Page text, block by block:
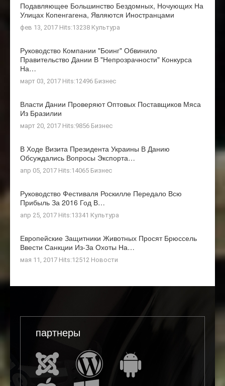
Подавляющее Большинство Бездомных, Ночующих На
Улицах Копенгагена, Являются Иностранцами
фев 13, 2017 Hits:13238 Культура
Руководство Компании "Боинг" Обвинило
Правительство Дании В "непрозрачности" Конкурса
На…
март 03, 2017 Hits:12496 Бизнес
Власти Дании Проверяют Оптовых Поставщиков Мяса
Из Бразилии
март 20, 2017 Hits:9856 Бизнес
В Ходе Визита Президента Украины В Данию
Обсуждались Вопросы Экспорта…
апр 05, 2017 Hits:14065 Бизнес
Руководство Фестиваля Роскилле Передало Всю
Прибыль За 2016 Год В…
апр 25, 2017 Hits:13341 Культура
Европейские Защитники Животных Просят Брюссель
Ввести Санкции Из-За Охоты На…
мая 11, 2017 Hits:12512 Новости
партнеры